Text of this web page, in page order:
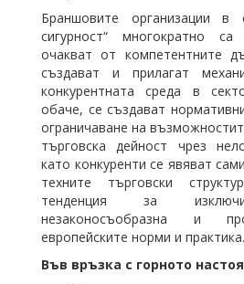
Браншовите организации в
сигурност“ многократно
очакват от компетентните
създават и прилагат
конкурентната среда в
обаче, се създават
ограничаване на
търговска дейност чрез
като конкуренти се явяват
техните търговски
тенденция за
незаконосъобразна и
европейските норми и практика.
Във връзка с горното